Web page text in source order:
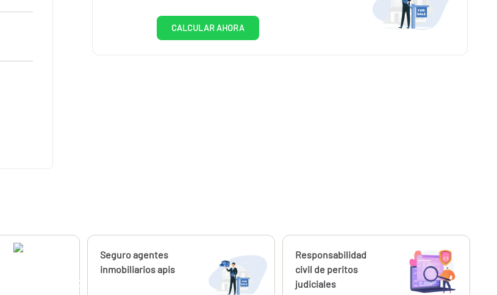
CALCULAR AHORA
€
Calcúlalo ahora
Seguro agentes
inmobiliarios apis
112,96 €
Calcúlalo ahora
Responsabilidad
civil de peritos
judiciales
115,09€